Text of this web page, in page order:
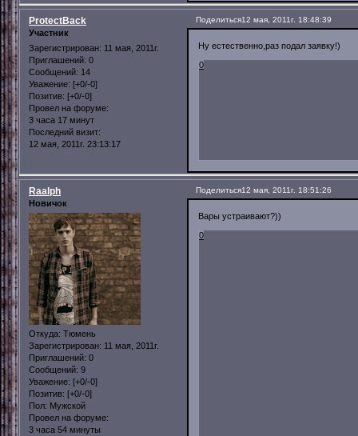
Поделиться12 мая, 2011г. 18:48:39
ProtectBack
Участник
Зарегистрирован: 11 мая, 2011г.
Приглашений: 0
Сообщений: 14
Уважение: [+0/-0]
Позитив: [+0/-0]
Провел на форуме:
3 часа 17 минут
Последний визит:
12 мая, 2011г. 23:13:17
Ну естественно,раз подал заявку!)
0
Поделиться12 мая, 2011г. 18:51:26
Raalph
Новичок
Откуда: Тюмень
Зарегистрирован: 11 мая, 2011г.
Приглашений: 0
Сообщений: 9
Уважение: [+0/-0]
Позитив: [+0/-0]
Пол: Мужской
Провел на форуме:
3 часа 54 минуты
Вары устраивают?))
0